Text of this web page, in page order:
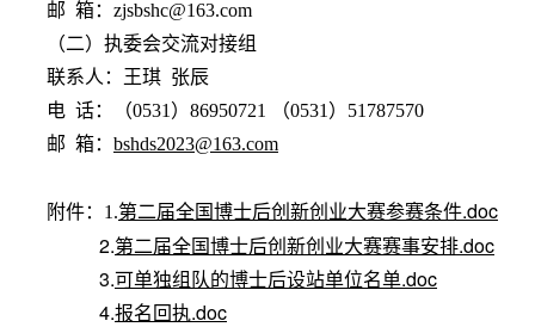
邮 箱：zjsbshc@163.com
（二）执委会交流对接组
联系人：王琪 张辰
电 话：（0531）86950721 （0531）51787570
邮 箱： bshds2023@163.com
附件：1.第二届全国博士后创新创业大赛参赛条件.doc
2.第二届全国博士后创新创业大赛赛事安排.doc
3.可单独组队的博士后设站单位名单.doc
4.报名回执.doc